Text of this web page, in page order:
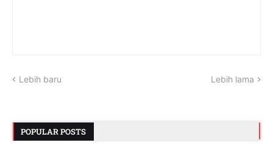
Lebih baru Lebih lama
POPULAR POSTS